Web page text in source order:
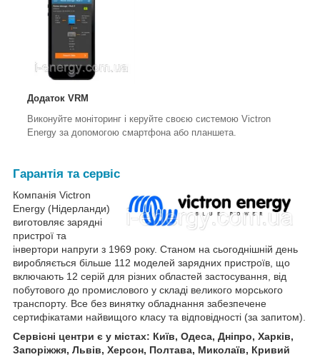
Додаток VRM
Виконуйте моніторинг і керуйте своєю системою Victron
Energy за допомогою смартфона або планшета.
Гарантія та сервіс
Компанія Victron
Energy (Нідерланди)
виготовляє зарядні
пристрої та
інвертори напруги з 1969 року. Станом на сьогоднішній день
виробляється більше 112 моделей зарядних пристроїв, що
включають 12 серій для різних областей застосування, від
побутового до промислового у складі великого морського
транспорту. Все без винятку обладнання забезпечене
сертифікатами найвищого класу та відповідності (за запитом).
Сервісні центри є у містах: Київ, Одеса, Дніпро, Харків,
Запоріжжя, Львів, Херсон, Полтава, Миколаїв, Кривий